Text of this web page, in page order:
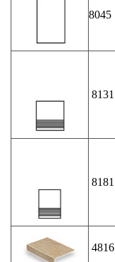
8045
8131
8181
4816